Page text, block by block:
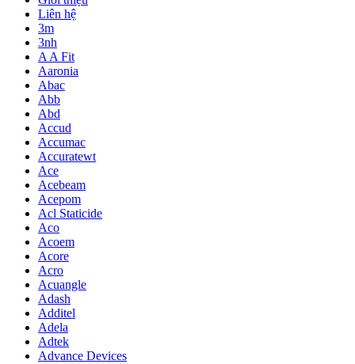
Liên hệ
3m
3nh
A A Fit
Aaronia
Abac
Abb
Abd
Accud
Accumac
Accuratewt
Ace
Acebeam
Acepom
Acl Staticide
Aco
Acoem
Acore
Acro
Acuangle
Adash
Additel
Adela
Adtek
Advance Devices